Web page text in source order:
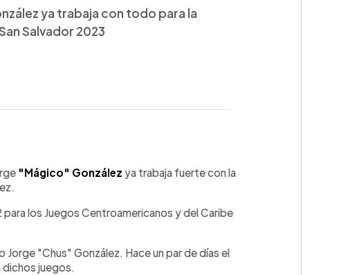
ya trabaja con todo para la
Salvador 2023
"Mágico" González ya trabaja fuerte con la
los Juegos Centroamericanos y del Caribe
"Chus" González. Hace un par de días el
juegos.